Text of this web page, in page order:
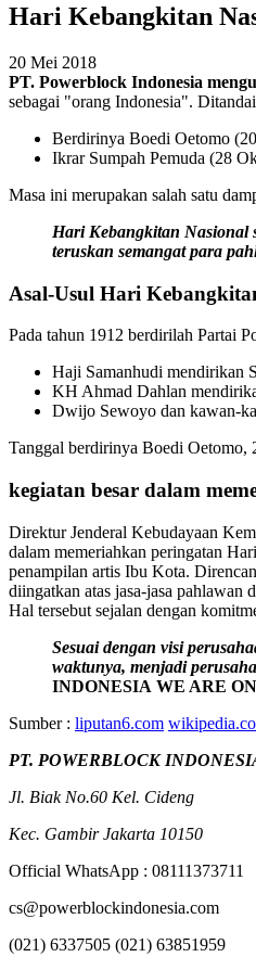
Hari Kebangkitan
20 Mei 2018
PT. Powerblock Indonesia
sebagai "orang Indonesia".
Berdirinya Boedi Oetomo
Ikrar Sumpah Pemuda (28
Masa ini merupakan salah satu
Hari Kebangkitan Nasional
teruskan semangat para
Asal-Usul Hari
Pada tahun 1912 berdirilah Partai
Haji Samanhudi mendirikan
KH Ahmad Dahlan
Dwijo Sewoyo dan kawan-
Tanggal berdirinya Boedi Oetomo,
kegiatan besar dalam
Direktur Jenderal Kebudayaan
dalam memeriahkan peringatan
penampilan artis Ibu Kota.
diingatkan atas jasa-jasa pahlawan
Hal tersebut sejalan dengan
Sesuai dengan visi
waktunya, menjadi
INDONESIA WE ARE
Sumber : liputan6.com
PT. POWERBLOCK
Jl. Biak No.60 Kel. Cideng
Kec. Gambir Jakarta 10150
Official WhatsApp : 08111373711
cs@powerblockindonesia.com
(021) 6337505 (021) 63851959